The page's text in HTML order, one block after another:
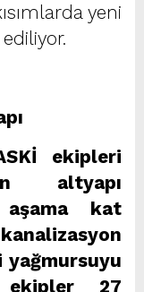
yeni
ekipleri
altyapı
aşama kat
yağmursuyu
27